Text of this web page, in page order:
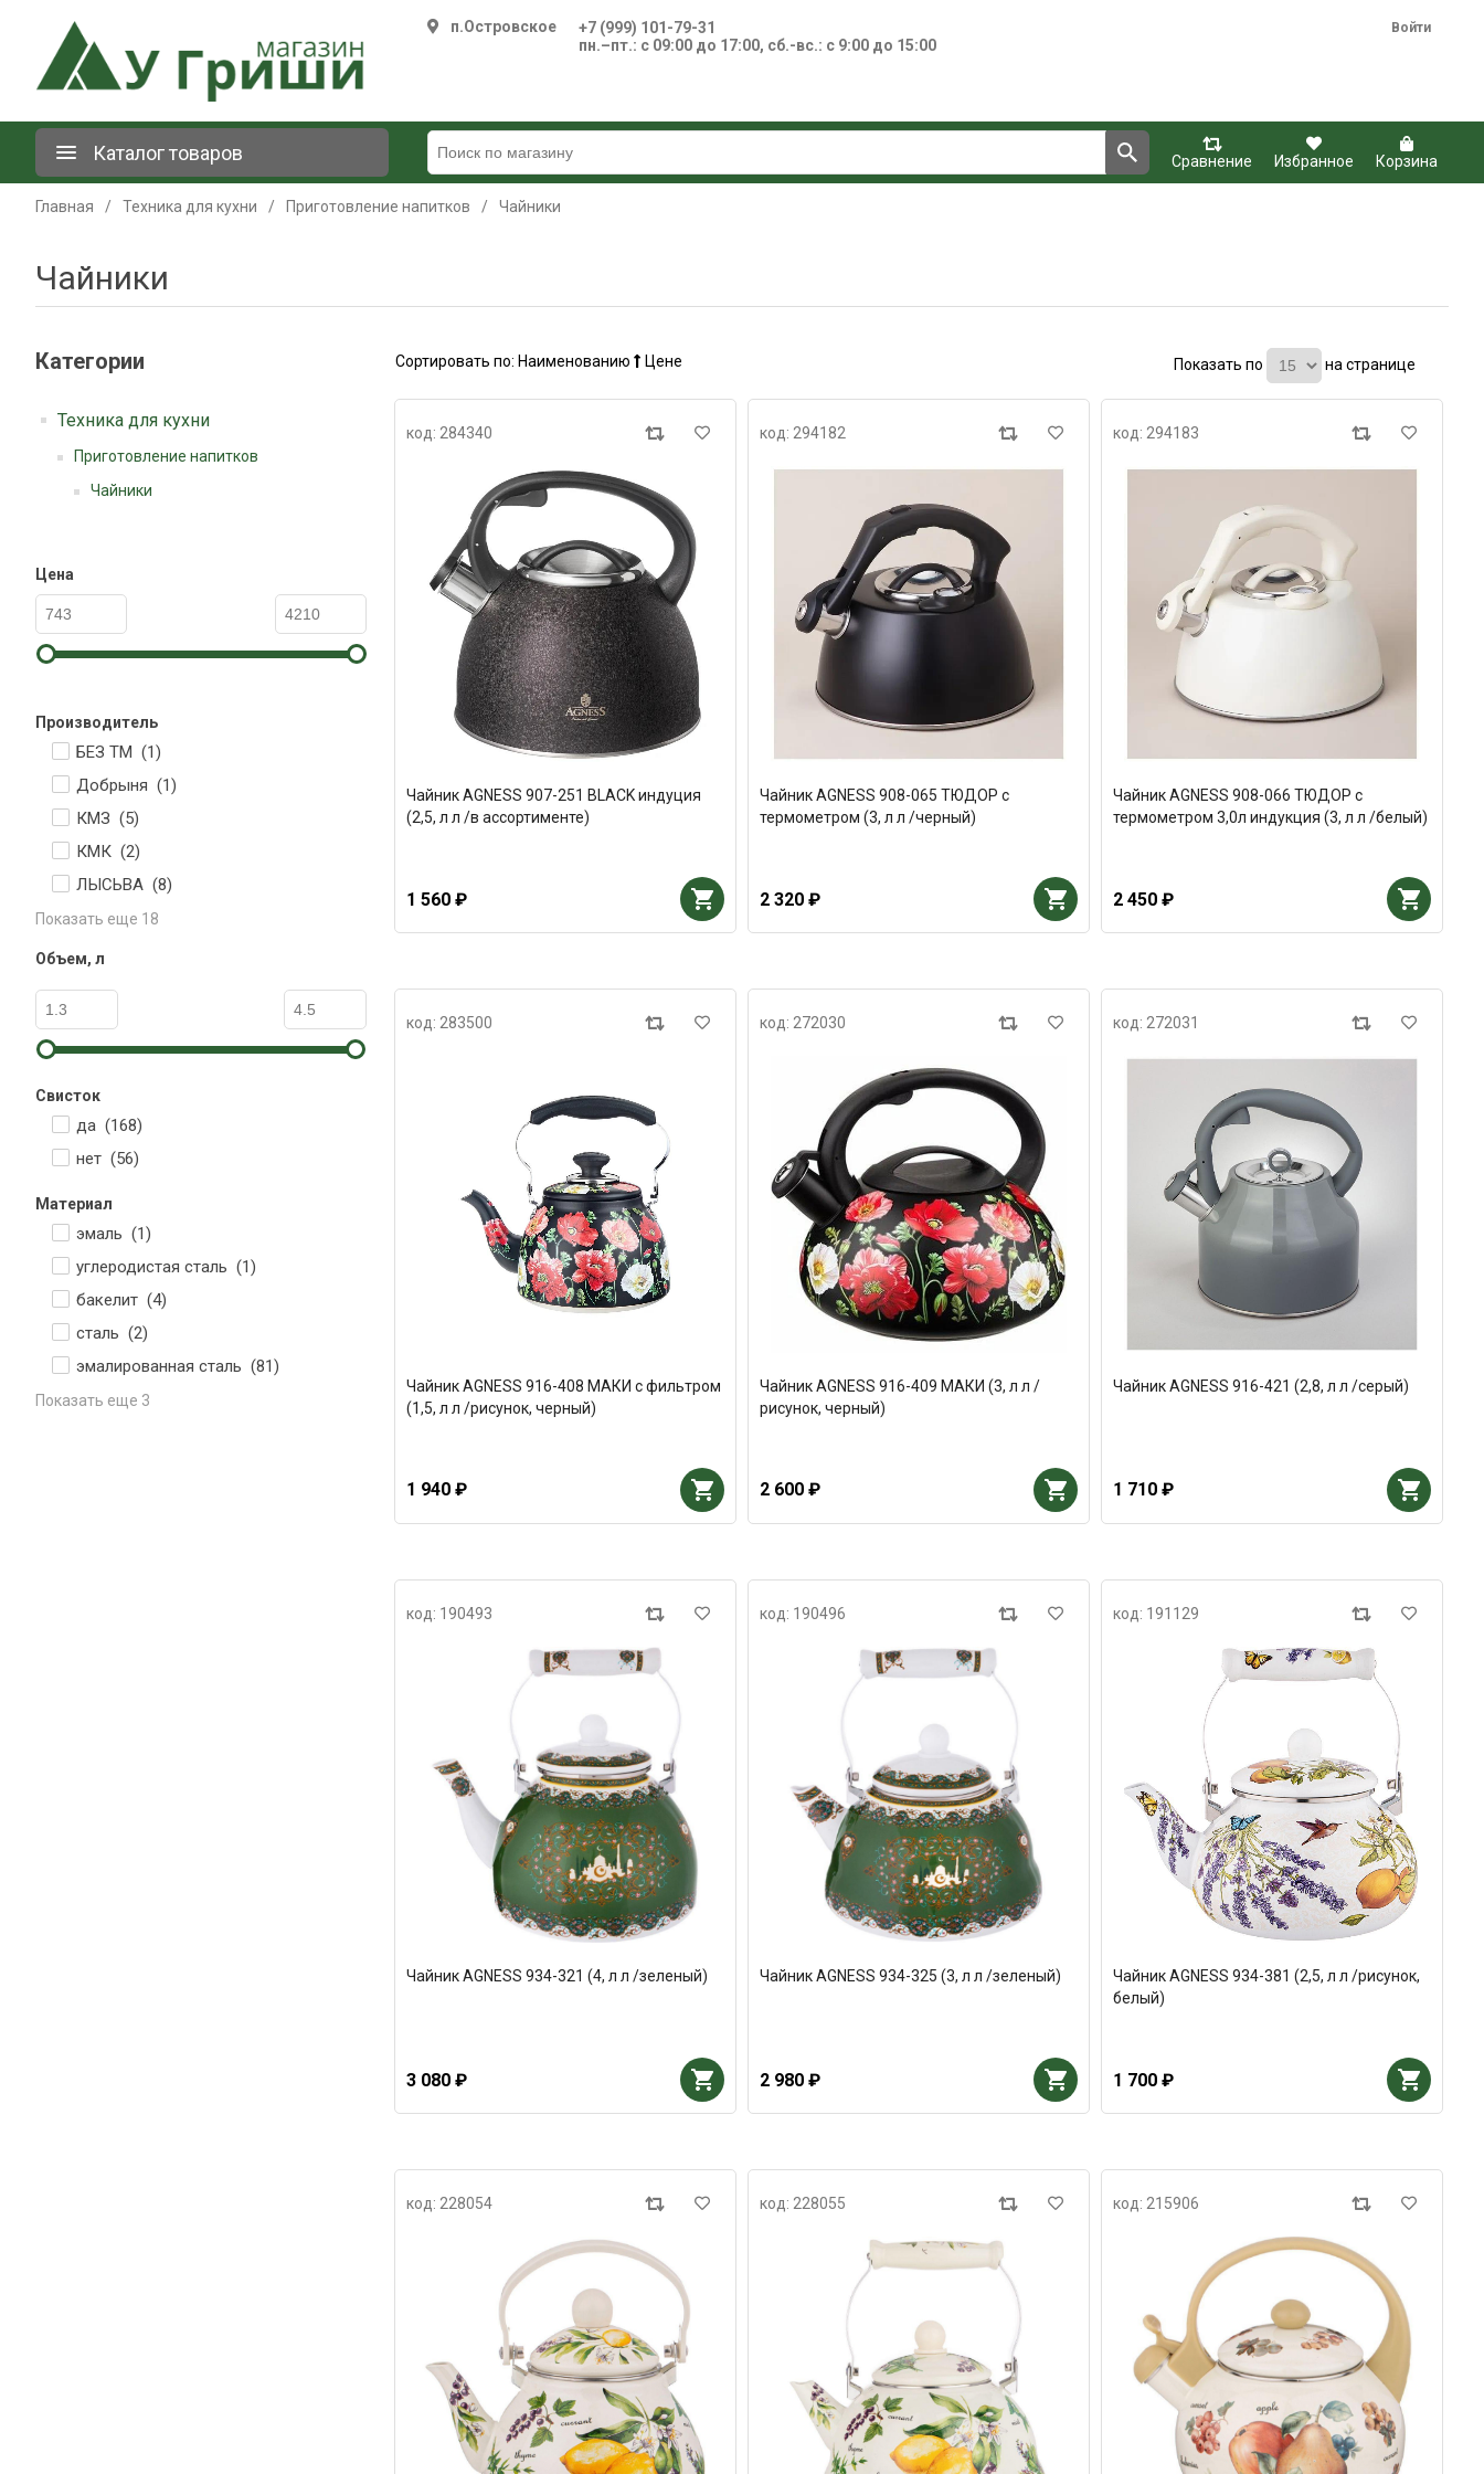
п.Островское
+7 (999) 101-79-31
пн.–пт.: с 09:00 до 17:00, сб.-вс.: с 9:00 до 15:00
Войти
Каталог товаров Сравнение Избранное Корзина
Главная / Техника для кухни / Приготовление напитков / Чайники
Чайники
Категории
Техника для кухни
Приготовление напитков
Чайники
Цена
Производитель
БЕЗ ТМ (1)
Добрыня (1)
КМЗ (5)
КМК (2)
ЛЫСЬВА (8)
Показать еще 18
Объем, л
Свисток
да (168)
нет (56)
Материал
эмаль (1)
углеродистая сталь (1)
бакелит (4)
сталь (2)
эмалированная сталь (81)
Показать еще 3
Сортировать по: Наименованию Цене Показать по на странице
код: 284340
Чайник AGNESS 907-251 BLACK индуция
(2,5, л л /в ассортименте)
1 560 ₽
код: 294182
Чайник AGNESS 908-065 ТЮДОР с
термометром (3, л л /черный)
2 320 ₽
код: 294183
Чайник AGNESS 908-066 ТЮДОР с
термометром 3,0л индукция (3, л л /белый)
2 450 ₽
код: 283500
Чайник AGNESS 916-408 МАКИ с фильтром
(1,5, л л /рисунок, черный)
1 940 ₽
код: 272030
Чайник AGNESS 916-409 МАКИ (3, л л /
рисунок, черный)
2 600 ₽
код: 272031
Чайник AGNESS 916-421 (2,8, л л /серый)
1 710 ₽
код: 190493
Чайник AGNESS 934-321 (4, л л /зеленый)
3 080 ₽
код: 190496
Чайник AGNESS 934-325 (3, л л /зеленый)
2 980 ₽
код: 191129
Чайник AGNESS 934-381 (2,5, л л /рисунок,
белый)
1 700 ₽
код: 228054 код: 228055 код: 215906